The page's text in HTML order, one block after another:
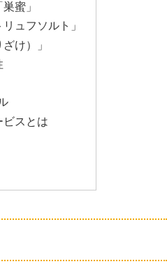
蜜」
ュフソルト」
け）」
ビスとは